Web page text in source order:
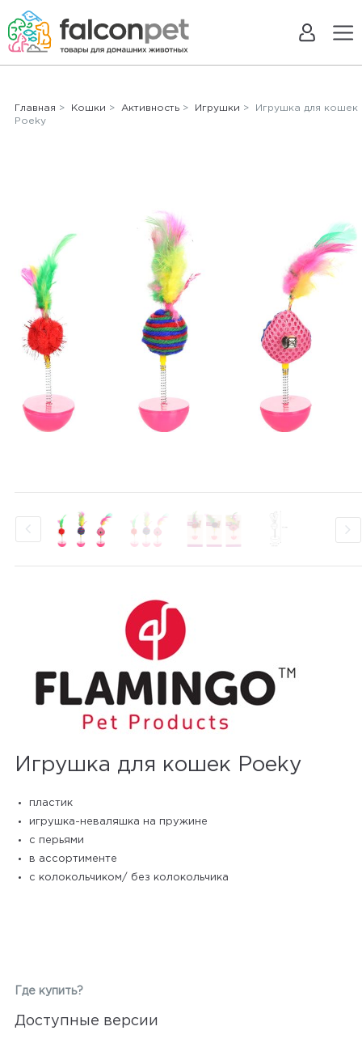
Главная > Кошки > Активность> Игрушки > Игрушка для кошек
Poeky
Игрушка для кошек Poeky
пластик
игрушка-неваляшка на пружине
с перьями
в ассортименте
с колокольчиком/ без колокольчика
Где купить?
Доступные версии